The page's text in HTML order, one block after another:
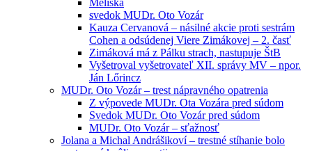
svedok MUDr. Oto Vozár
Kauza Cervanová – násilné akcie proti sestrám
Cohen a odsúdenej Viere Zimákovej – 2. časť
Zimáková má z Pálku strach, nastupuje ŠtB
Vyšetroval vyšetrovateľ XII. správy MV – npor.
Ján Lőrincz
MUDr. Oto Vozár – trest nápravného opatrenia
Z výpovede MUDr. Ota Vozára pred súdom
Svedok MUDr. Oto Vozár pred súdom
MUDr. Oto Vozár – sťažnosť
Jolana a Michal Andrášikoví – trestné stíhanie bolo